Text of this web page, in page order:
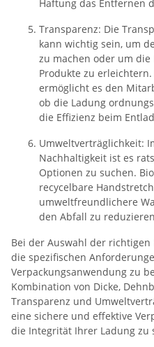
Haftung das Entfernen
Transparenz: Die
kann wichtig sein, um
zu machen oder um
Produkte zu
ermöglicht es den
ob die Ladung
die Effizienz beim
Umweltverträglichkeit:
Nachhaltigkeit ist es
Optionen zu suchen.
recycelbare
umweltfreundlichere
den Abfall zu
Bei der Auswahl der
die spezifischen
Verpackungsanwendung zu
Kombination von Dicke,
Transparenz und
eine sichere und effektive
die Integrität Ihrer Ladung zu